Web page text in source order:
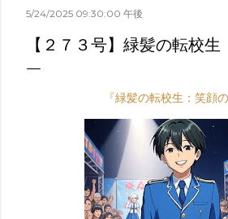
5/24/2025 09:30:00 午後
【２７３号】緑髪の転校
『緑髪の転校生：笑顔の